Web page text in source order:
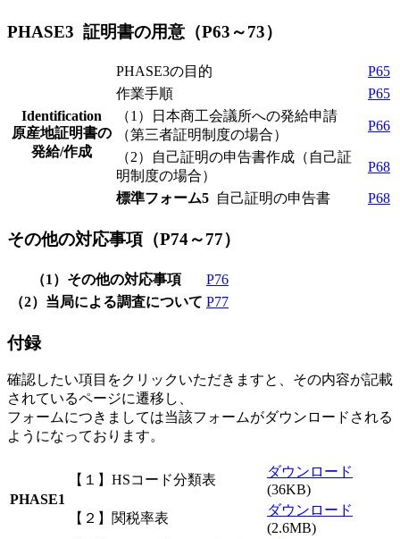
PHASE3 証明書の用意（P63～73）
Identification
原産地証明書の
発給/作成
PHASE3の目的
P65
作業手順
P65
（1）日本商工会議所への発給申請
（第三者証明制度の場合）
P66
（2）自己証明の申告書作成（自己証
明制度の場合）
P68
標準フォーム5 自己証明の申告書 P68
その他の対応事項（P74～77）
（1）その他の対応事項
P76
（2）当局による調査について P77
付録
確認したい項目をクリックいただきますと、その内容が記載
されているページに遷移し、
フォームにつきましては当該フォームがダウンロードされる
ようになっております。
PHASE1
【１】HSコード分類表
ダウンロード
(36KB)
【２】関税率表
ダウンロード
(2.6MB)